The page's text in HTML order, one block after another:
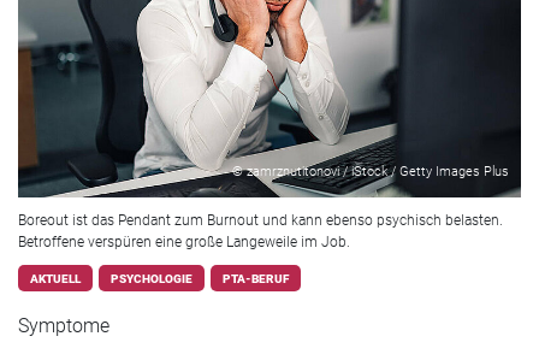
© zamrznutitonovi / iStock / Getty Images Plus
Boreout ist das Pendant zum Burnout und kann ebenso psychisch belasten.
Betroffene verspüren eine große Langeweile im Job.
AKTUELL PSYCHOLOGIE PTA-BERUF
Symptome